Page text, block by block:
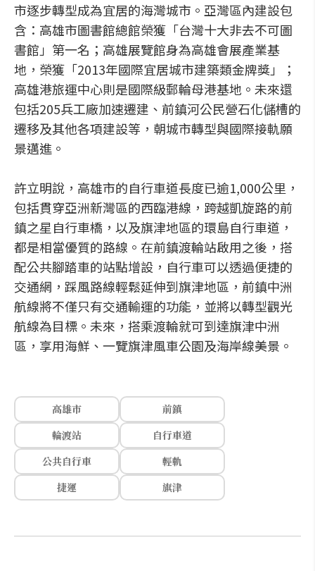
市逐步轉型成為宜居的海灣城市。亞灣區內建設包
含：高雄市圖書館總館榮獲「台灣十大非去不可圖
書館」第一名；高雄展覽館身為高雄會展產業基
地，榮獲「2013年國際宜居城市建築類金牌獎」；
高雄港旅運中心則是國際級郵輪母港基地。未來還
包括205兵工廠加速遷建、前鎮河公民營石化儲槽的
遷移及其他各項建設等，朝城市轉型與國際接軌願
景邁進。
許立明說，高雄市的自行車道長度已逾1,000公里，
包括貫穿亞洲新灣區的西臨港線，跨越凱旋路的前
鎮之星自行車橋，以及旗津地區的環島自行車道，
都是相當優質的路線。在前鎮渡輪站啟用之後，搭
配公共腳踏車的站點增設，自行車可以透過便捷的
交通網，踩風路線輕鬆延伸到旗津地區，前鎮中洲
航線將不僅只有交通輸運的功能，並將以轉型觀光
航線為目標。未來，搭乘渡輪就可到達旗津中洲
區，享用海鮮、一覽旗津風車公園及海岸線美景。
高雄市
前鎮
輪渡站
自行車道
公共自行車
輕軌
捷運
旗津